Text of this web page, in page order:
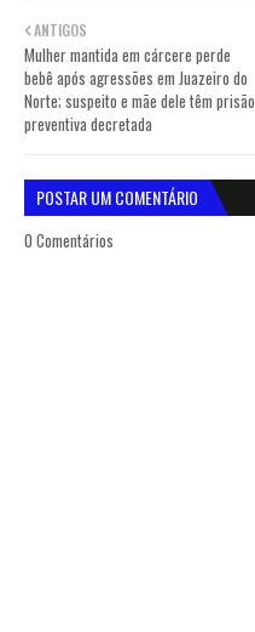
ANTIGOS
Mulher mantida em cárcere perde
bebê após agressões em Juazeiro do
Norte; suspeito e mãe dele têm prisão
preventiva decretada
POSTAR UM COMENTÁRIO
0 Comentários